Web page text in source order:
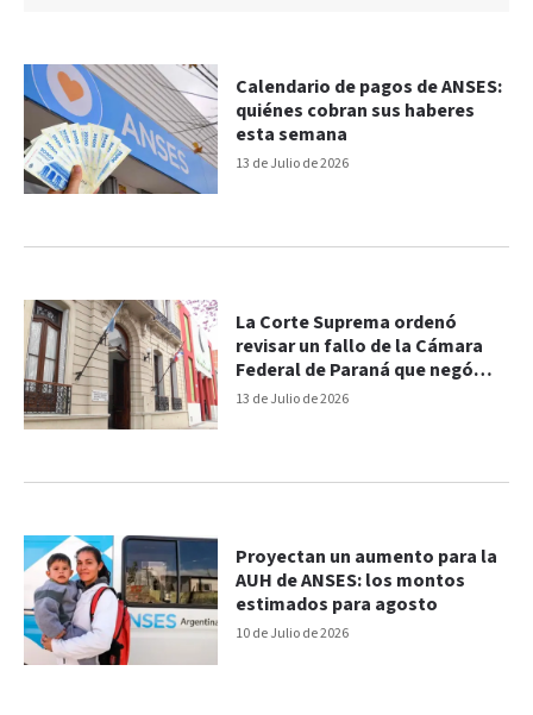
13 de Julio de 2026
Calendario de pagos de ANSES:
quiénes cobran sus haberes
esta semana
13 de Julio de 2026
La Corte Suprema ordenó
revisar un fallo de la Cámara
Federal de Paraná que negó
una prestación alimentaria
10 de Julio de 2026
Proyectan un aumento para la
AUH de ANSES: los montos
estimados para agosto